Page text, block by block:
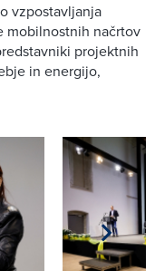
vzpostavljanja
mobilnostnih načrtov
projektnih
in energijo,